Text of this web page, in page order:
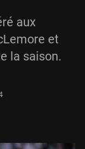
aux
et
la saison.